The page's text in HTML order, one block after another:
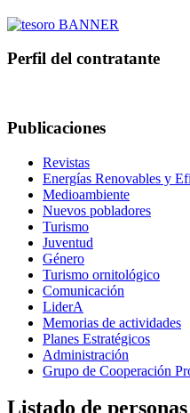
Perfil del contratante
Publicaciones
Revistas
Energías Renovables y
Medioambiente
Nuevos pobladores
Turismo
Juventud
Género
Turismo ornitológico
Comunicación
LiderA
Memorias de actividades
Planes Estratégicos
Administración
Grupo de Cooperación
Listado de